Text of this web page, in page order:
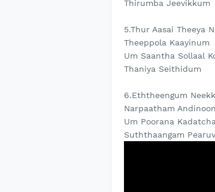
Thirumba Jeevikkum
5.Thur Aasai Theeya
Theeppola Kaayinum
Um Saantha Sollaal
Thaniya Seithidum
6.Eththeengum
Narpaatham
Um Poorana
Suththaangam